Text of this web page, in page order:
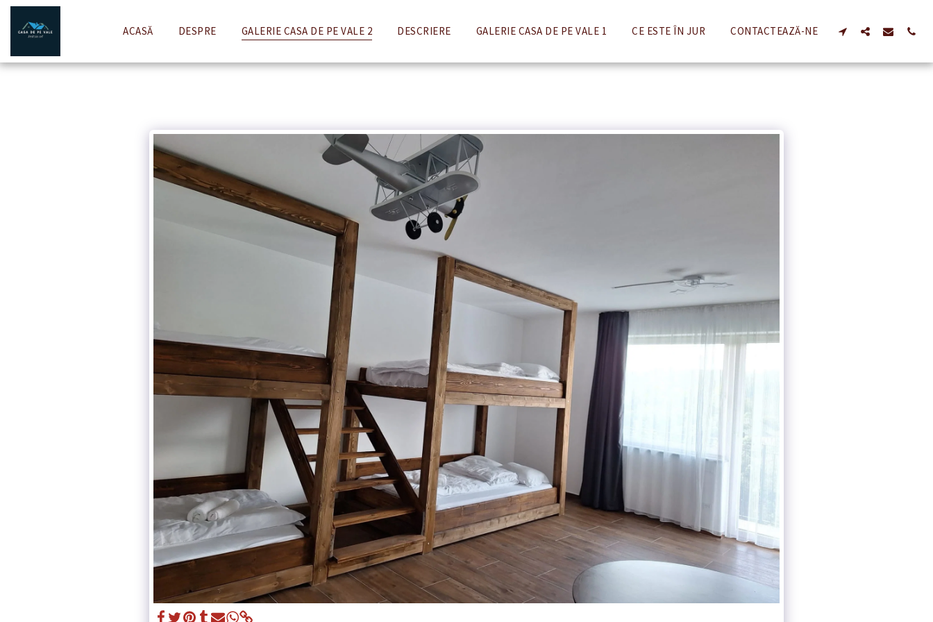
ACASĂ DESPRE GALERIE CASA DE PE VALE 2 DESCRIERE GALERIE CASA DE PE VALE 1 CE ESTE ÎN JUR CONTACTEAZĂ-NE